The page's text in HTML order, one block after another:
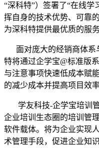
“深科特”）签署了“在线学
挥自身的技术优势、可靠
为深科特提供最优质的服务
面对庞大的经销商体系
特将通过企学宝@标准版
与注意事项快速低成本赋
的减少成本并提高项目效
学友科技-企学宝培训
企业培训生态圈的培训管
软件载体。将为企业实现
术管理手段，促进企业知